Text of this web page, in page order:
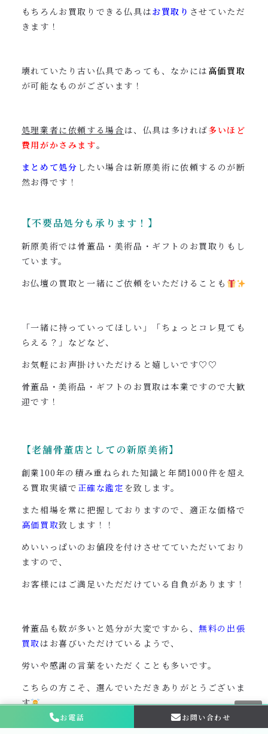
もちろんお買取りできる仏具はお買取り させていただ
きます！
壊れていたり古い仏具であっても、なかには 高価買取
が可能なものがございます！
処理業者に依頼する場合は、仏具は多ければ多いほど
費用がかさみます。
まとめて処分 したい場合は新原美術に依頼するのが断
然お得です！
【不要品処分も承ります！】
新原美術では骨董品・美術品・ギフトのお買取りもし
ています。
お仏壇の買取と一緒にご依頼をいただけることも
「一緒に持っていってほしい」「ちょっとコレ見ても
らえる？」などなど、
お気軽にお声掛けいただけると嬉しいです♡♡
骨董品・美術品・ギフトのお買取は本業ですので大歓
迎です！
【老舗骨董店としての新原美術】
創業100年の積み重ねられた知識と年間1000件を超え
る買取実績で 正確な鑑定 を致します。
また相場を常に把握しておりますので、適正な価格で
高価買取致します！！
めいいっぱいのお値段を付けさせてていただいており
ますので、
お客様にはご満足いただだけている自負があります！
骨董品も数が多いと処分が大変ですから、無料の出張
買取はお喜びいただけているようで、
労いや感謝の言葉をいただくことも多いです。
こちらの方こそ、選んでいただきありがとうございま
す
お問い合わせ・ 相談はこちら
お電話 お問い合わせ